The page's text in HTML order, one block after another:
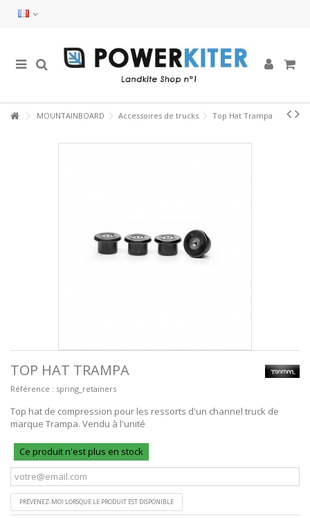
MOUNTAINBOARD Accessoires de trucks Top Hat Trampa
TOP HAT TRAMPA
Référence : spring_retainers
Top hat de compression pour les ressorts d'un channel truck de
marque Trampa. Vendu à l'unité
Ce produit n'est plus en stock
PRÉVENEZ-MOI LORSQUE LE PRODUIT EST DISPONIBLE